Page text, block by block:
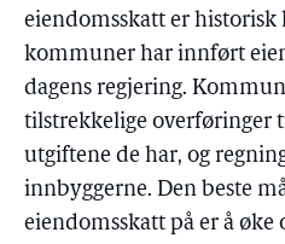
eiendomsskatt er historisk
kommuner har innført
dagens regjering.
tilstrekkelige overføringer
utgiftene de har, og
innbyggerne. Den beste
eiendomsskatt på er å